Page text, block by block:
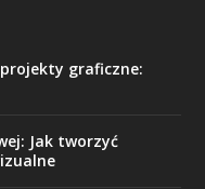
graficzne:
Jak tworzyć